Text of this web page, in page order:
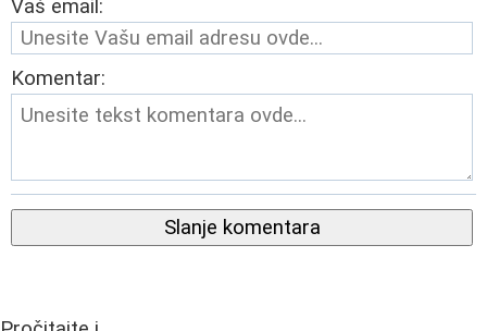
Vaš email:
Komentar:
Slanje komentara